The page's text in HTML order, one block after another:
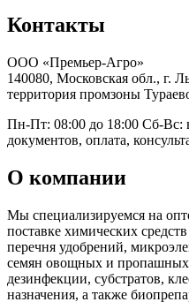
Контакты
ООО «Премьер-Агро»
140080, Московская обл., г.
территория промзоны
Пн-Пт: 08:00 до 18:00 Сб-Вс:
документов, оплата,
О компании
Мы специализируемся на
поставке химических
перечня удобрений,
семян овощных и пропашных
дезинфекции, субстратов,
назначения, а также